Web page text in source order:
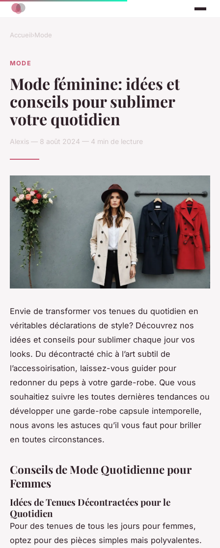
Accueil›Mode
MODE
Mode féminine: idées et
conseils pour sublimer
votre quotidien
Alexis — 8 août 2024 — 4 min de lecture
Envie de transformer vos tenues du quotidien en
véritables déclarations de style? Découvrez nos
idées et conseils pour sublimer chaque jour vos
looks. Du décontracté chic à l’art subtil de
l’accessoirisation, laissez-vous guider pour
redonner du peps à votre garde-robe. Que vous
souhaitiez suivre les toutes dernières tendances ou
développer une garde-robe capsule intemporelle,
nous avons les astuces qu’il vous faut pour briller
en toutes circonstances.
Conseils de Mode Quotidienne pour
Femmes
Idées de Tenues Décontractées pour le
Quotidien
Pour des tenues de tous les jours pour femmes,
optez pour des pièces simples mais polyvalentes.